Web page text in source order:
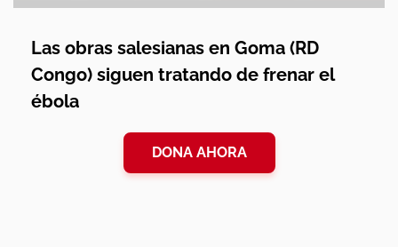
Las obras salesianas en Goma (RD
Congo) siguen tratando de frenar el
ébola
DONA AHORA